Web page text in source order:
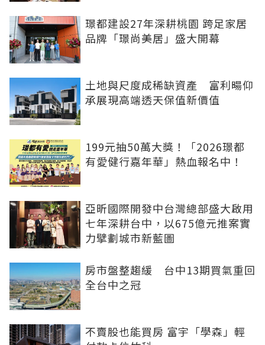
璟都建設27年深耕桃園 跨足家居
品牌「璟尚美居」盛大開幕
土地與尺度成稀缺資產 富利暘仰
承展現高端透天保值新價值
199元抽50萬大獎！「2026璟都
有愛健行嘉年華」熱血報名中！
亞昕國際開發中台灣總部盛大啟用
七年深耕台中，以675億元推案實
力擘劃城市新藍圖
房市盤整趨緩 台中13期買氣重回
全台中之冠
不賣股也能買房 富宇「學森」輕